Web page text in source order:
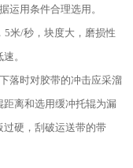
运用条件合理选用。
5米/秒，块度大，磨损性
。
落时对胶带的冲击应采溜
离和选用缓冲托辊为漏
硬，刮破运送带的带